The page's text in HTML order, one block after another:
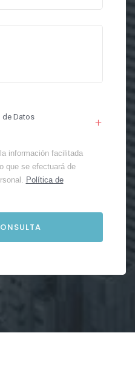
de Datos
información facilitada
que se efectuará de
Política de